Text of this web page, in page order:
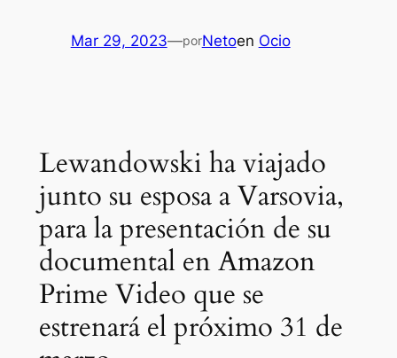
Mar 29, 2023—porNetoen Ocio
Lewandowski ha viajado
junto su esposa a Varsovia,
para la presentación de su
documental en Amazon
Prime Video que se
estrenará el próximo 31 de